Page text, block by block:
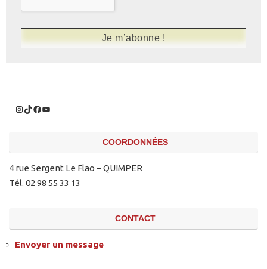
COORDONNÉES
4 rue Sergent Le Flao – QUIMPER
Tél. 02 98 55 33 13
CONTACT
Envoyer un message